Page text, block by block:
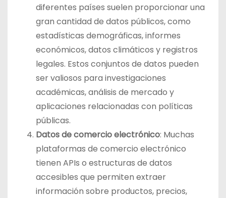
diferentes países suelen proporcionar una
gran cantidad de datos públicos, como
estadísticas demográficas, informes
económicos, datos climáticos y registros
legales. Estos conjuntos de datos pueden
ser valiosos para investigaciones
académicas, análisis de mercado y
aplicaciones relacionadas con políticas
públicas.
Datos de comercio electrónico: Muchas
plataformas de comercio electrónico
tienen APIs o estructuras de datos
accesibles que permiten extraer
información sobre productos, precios,